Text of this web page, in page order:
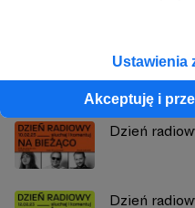
Ustawienia
Akceptuję i
Zobacz również
Dzień
Dzień